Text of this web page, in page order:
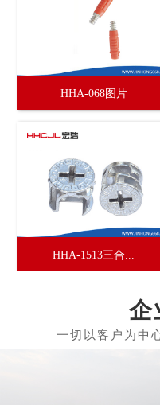
HHA-068图片
HHA-1513三合...
企